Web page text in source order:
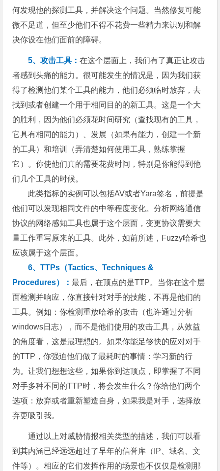
何发现他的探测工具，并解决这个问题。当然修复可能
微不足道，但至少他们不得不花费一些精力来识别和解
决你设在他们面前的障碍。
5、攻击工具：在这个层面上，我们有了真正让攻击
者感到头痛的能力。很可能发生的情况是，因为我们获
得了检测他们某个工具的能力，他们必须临时放弃，去
找到或者创建一个用于相同目的的新工具。这是一个大
的胜利，因为他们必须花时间研究（查找现有的工具，
它具有相同的能力）、发展（如果有能力，创建一个新
的工具）和培训（弄清楚如何使用工具，熟练掌握
它）。你使他们真的需要花费时间，特别是你能得到他
们几个工具的时候。
此类指标的实例可以包括AV或者Yara签名，前提是
他们可以发现相同文件的中等程度变化。分析网络通信
协议的网络感知工具也属于这个层面，变更协议需要大
量工作重写原来的工具。此外，如前所述，Fuzzy哈希也
应该属于这个层面。
6、TTPs（Tactics、Techniques &
Procedures）：最后，在顶点的是TTP。当你在这个层
面检测并响应，你直接针对对手的技能，不再是他们的
工具。例如：你检测重放哈希的攻击（也许通过分析
windows日志），而不是他们使用的攻击工具，从效益
的角度看，这是最理想的。如果你能足够快的应对对手
的TTP，你强迫他们做了最耗时的事情：学习新的行
为。让我们想想这些，如果你到达顶点，即掌握了不同
对手多种不同的TTP时，将会发生什么？你给他们两个
选项：放弃或者重新塑造自身，如果我是对手，选择放
弃更吸引我。
通过以上对威胁情报相关类型的描述，我们可以看
到其内涵已经远远超过了早年的信誉库（IP、域名、文
件等）。相应的它们发挥作用的场景也不仅仅是检测那